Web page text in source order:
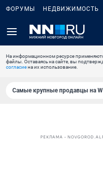
ФОРУМЫ НЕДВИЖИМОСТЬ
На информационном ресурсе
файлы. Оставаясь на сайте, вы
согласиена их использование.
Самые крупные продавцы на
РЕКЛАМА •